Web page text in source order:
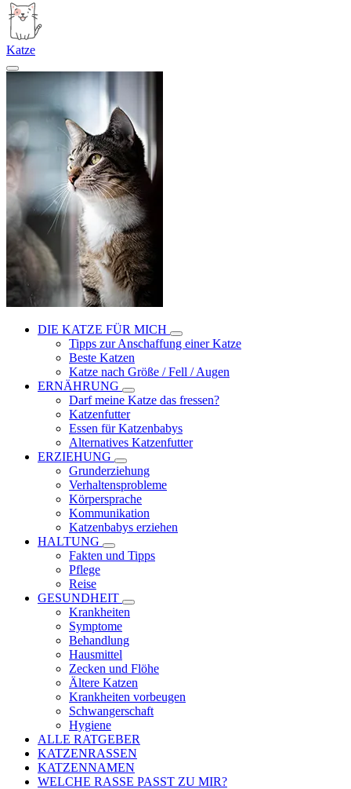
Katze
DIE KATZE FÜR MICH
Tipps zur Anschaffung einer Katze
Beste Katzen
Katze nach Größe / Fell / Augen
ERNÄHRUNG
Darf meine Katze das fressen?
Katzenfutter
Essen für Katzenbabys
Alternatives Katzenfutter
ERZIEHUNG
Grunderziehung
Verhaltensprobleme
Körpersprache
Kommunikation
Katzenbabys erziehen
HALTUNG
Fakten und Tipps
Pflege
Reise
GESUNDHEIT
Krankheiten
Symptome
Behandlung
Hausmittel
Zecken und Flöhe
Ältere Katzen
Krankheiten vorbeugen
Schwangerschaft
Hygiene
ALLE RATGEBER
KATZENRASSEN
KATZENNAMEN
WELCHE RASSE PASST ZU MIR?